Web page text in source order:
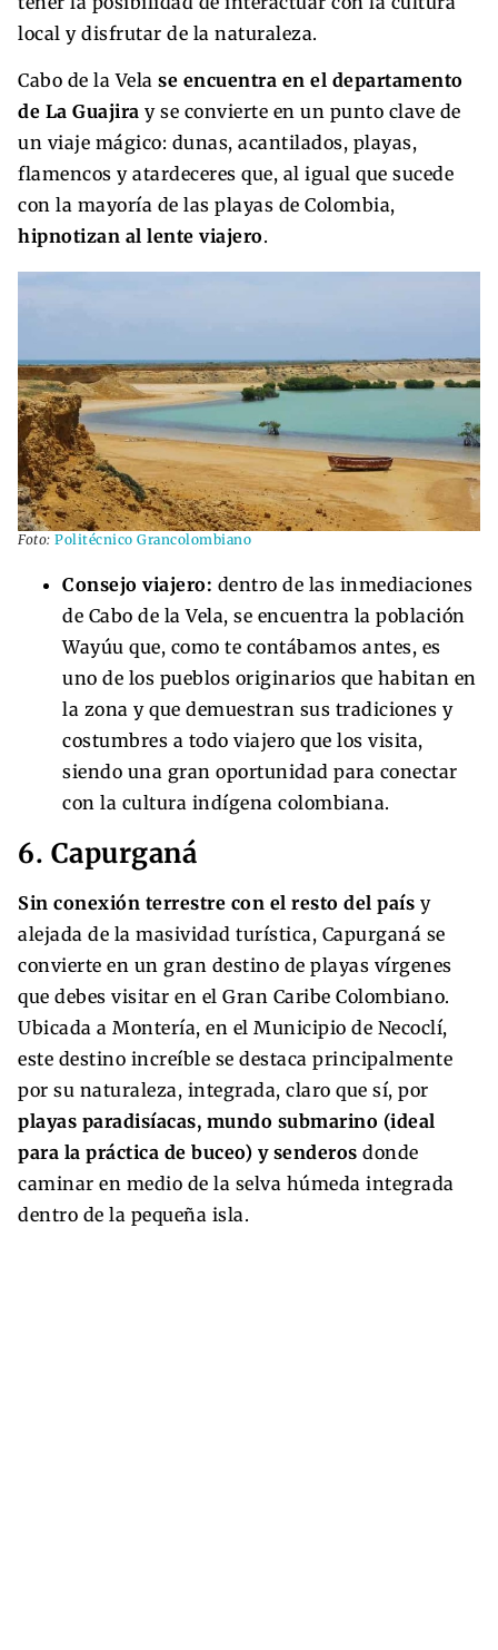
local y disfrutar de la naturaleza.
Cabo de la Vela se encuentra en el departamento
de La Guajira y se convierte en un punto clave de
un viaje mágico: dunas, acantilados, playas,
flamencos y atardeceres que, al igual que sucede
con la mayoría de las playas de Colombia,
hipnotizan al lente viajero.
Foto: Politécnico Grancolombiano
Consejo viajero: dentro de las inmediaciones
de Cabo de la Vela, se encuentra la población
Wayúu que, como te contábamos antes, es
uno de los pueblos originarios que habitan en
la zona y que demuestran sus tradiciones y
costumbres a todo viajero que los visita,
siendo una gran oportunidad para conectar
con la cultura indígena colombiana.
6. Capurganá
Sin conexión terrestre con el resto del país y
alejada de la masividad turística, Capurganá se
convierte en un gran destino de playas vírgenes
que debes visitar en el Gran Caribe Colombiano.
Ubicada a Montería, en el Municipio de Necoclí,
este destino increíble se destaca principalmente
por su naturaleza, integrada, claro que sí, por
playas paradisíacas, mundo submarino (ideal
para la práctica de buceo) y senderos donde
caminar en medio de la selva húmeda integrada
dentro de la pequeña isla.